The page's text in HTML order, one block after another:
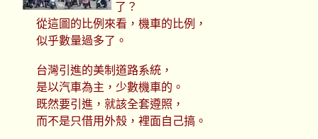
了？
從這圖的比例來看，機車的比例，
似乎數量過多了。
台灣引進的美制道路系統，
是以汽車為主，少數機車的。
既然要引進，就該全套遵照，
而不是只借用外殼，裡面自己搞。